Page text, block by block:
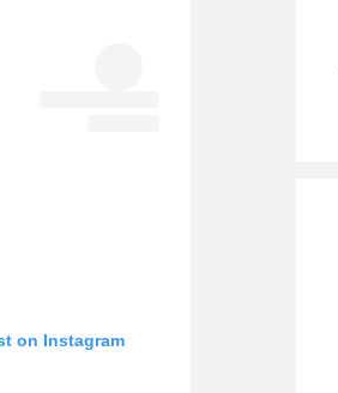
on Instagram